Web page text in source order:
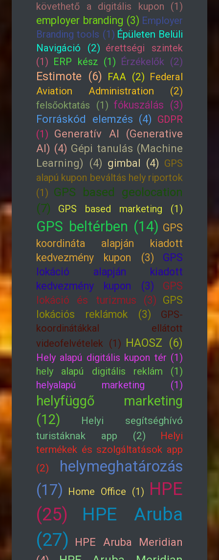
követhető a digitális kupon (1)
employer branding (3) Employer
Branding tools (1) Épületen Belüli
Navigáció (2) érettségi szintek
(1) ERP kész (1) Érzékelők (2)
Estimote (6) FAA (2) Federal
Aviation Administration (2)
felsőoktatás (1) fókuszálás (3)
Forráskód elemzés (4) GDPR
(1) Generatív AI (Generative
AI) (4) Gépi tanulás (Machine
Learning) (4) gimbal (4) GPS
alapú kupon beváltás hely riportok
(1) GPS based geolocation
(7)
GPS based marketing (1)
GPS beltérben (14) GPS
koordináta alapján kiadott
kedvezmény kupon (3)
GPS
lokáció alapján kiadott
kedvezmény kupon (3)
GPS
lokáció és turizmus (3) GPS
lokációs reklámok (3)
GPS-
koordinátákkal ellátott
videofelvételek (1) HAOSZ (6)
Hely alapú digitális kupon tér (1)
hely alapú digitális reklám (1)
helyalapú marketing (1)
helyfüggő marketing
(12)
Helyi segítséghívó
turistáknak app (2)
Helyi
termékek és szolgáltatások app
(2)
helymeghatározás
(17) Home Office (1) HPE
(25)
HPE Aruba
(27)
HPE Aruba Meridian